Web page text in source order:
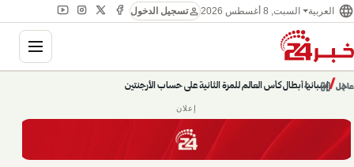
language العربية السبت, 8 أغسطس 2026 personتسجيل الدخول
عاجل/
إسبانيا أبطال كأس العالم للمرة الثانية على حساب الأرجنتين
chevron_right
pause
chevron_left
إعلان